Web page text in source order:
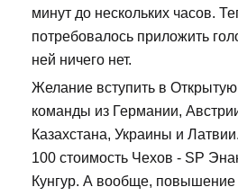
минут до нескольких часов.
потребовалось приложить
ней ничего нет.
Желание вступить в
команды из Германии,
Казахстана, Украины и
100 стоимость Чехов - SP
Кунгур. А вообще, повышение